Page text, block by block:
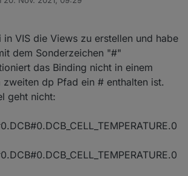
von
in VIS die Views zu erstellen und habe
dem Sonderzeichen "#"
das Binding nicht in einem
dp Pfad ein # enthalten ist.
geht nicht: